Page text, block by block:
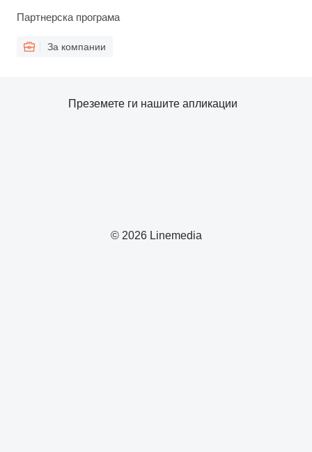
Партнерска програма
За компании
© 2026 Linemedia
Преземете ги нашите апликации